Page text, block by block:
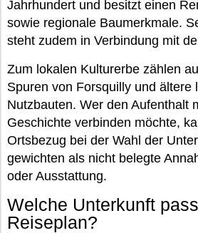
Jahrhundert und besitzt einen
sowie regionale Baumerkmale.
steht zudem in Verbindung mit
Zum lokalen Kulturerbe zählen
Spuren von Forsquilly und ältere
Nutzbauten. Wer den Aufenthalt
Geschichte verbinden möchte,
Ortsbezug bei der Wahl der
gewichten als nicht belegte
oder Ausstattung.
Welche Unterkunft
Reiseplan?